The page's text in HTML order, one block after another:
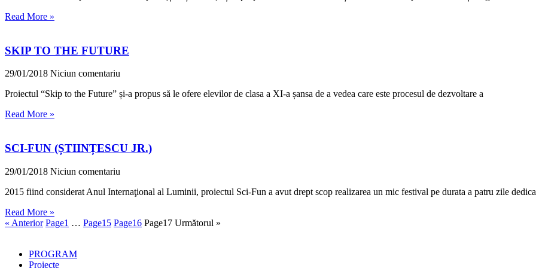
Read More »
SKIP TO THE FUTURE
29/01/2018 Niciun comentariu
Proiectul “Skip to the Future” și-a propus să le ofere elevilor de clasa a XI-a șansa de a vedea care este procesul de dezvoltare a
Read More »
SCI-FUN (ȘTIINȚESCU JR.)
29/01/2018 Niciun comentariu
2015 fiind considerat Anul Internaţional al Luminii, proiectul Sci-Fun a avut drept scop realizarea un mic festival pe durata a patru zile
Read More »
« Anterior Page1 … Page15 Page16 Page17 Următorul »
PROGRAM
Proiecte